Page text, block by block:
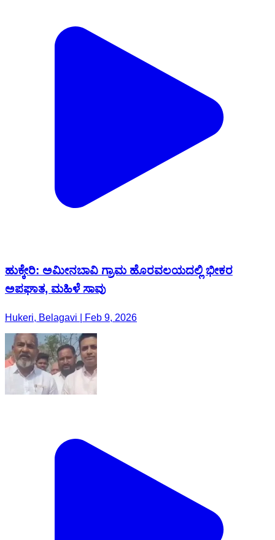
ಹುಕ್ಕೇರಿ: ಅಮೀನಬಾವಿ ಗ್ರಾಮ ಹೊರವಲಯದಲ್ಲಿ ಭೀಕರ
ಅಪಘಾತ, ಮಹಿಳೆ ಸಾವು
Hukeri, Belagavi | Feb 9, 2026